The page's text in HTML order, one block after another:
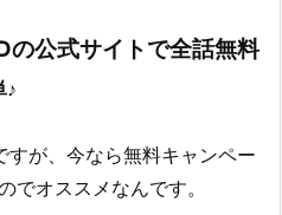
の公式サイトで全話無料
♪
すが、今なら無料キャンペー
でオススメなんです。